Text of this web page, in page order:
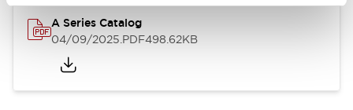
A Series Catalog
04/09/2025.PDF498.62KB